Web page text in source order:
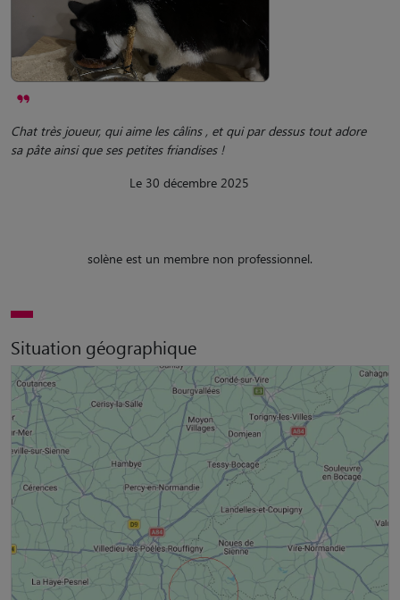
Chat très joueur, qui aime les câlins , et qui par dessus tout adore
sa pâte ainsi que ses petites friandises !
Le 30 décembre 2025
solène est un membre non professionnel.
Situation géographique